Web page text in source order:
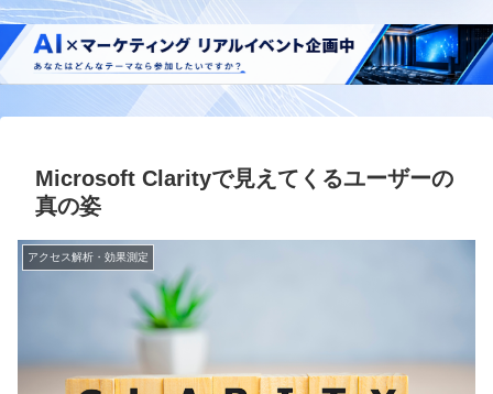
Microsoft Clarityで見えてくるユーザーの
真の姿
アクセス解析・効果測定